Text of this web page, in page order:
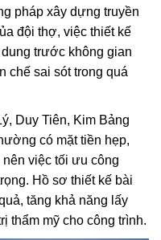
pháp xây dựng truyền
đội thợ, việc thiết kế
trước không gian
chế sai sót trong quá
Duy Tiên, Kim Bảng
có mặt tiền hẹp,
việc tối ưu công
Hồ sơ thiết kế bài
tăng khả năng lấy
thẩm mỹ cho công trình.